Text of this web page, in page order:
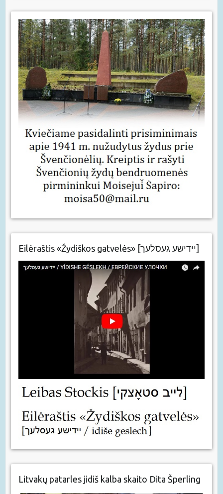
Eilėraštis «Žydiškos gatvelės» [יידישע געסלעך]
Litvakų patarles jidiš kalba skaito Dita Šperling